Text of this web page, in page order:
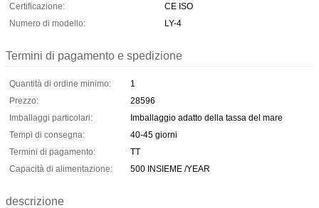
Certificazione:
CE ISO
Numero di modello:
LY-4
Termini di pagamento e spedizione
Quantità di ordine minimo:
1
Prezzo:
28596
Imballaggi particolari:
Imballaggio adatto della tassa del mare
Tempi di consegna:
40-45 giorni
Termini di pagamento:
TT
Capacità di alimentazione:
500 INSIEME /YEAR
descrizione